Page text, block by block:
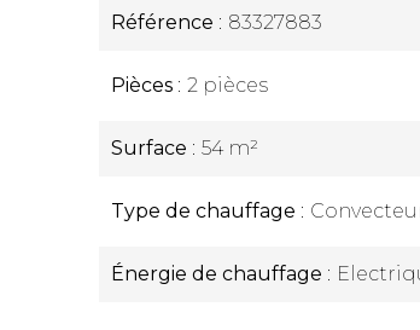
Référence 83327883
Pièces 2 pièces
Surface 54 m²
Type de chauffage
Énergie de chauffage